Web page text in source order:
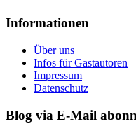
Informationen
Über uns
Infos für Gastautoren
Impressum
Datenschutz
Blog via E-Mail